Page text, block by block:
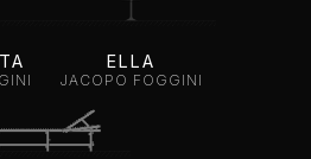
ELLA
JACOPO FOGGINI